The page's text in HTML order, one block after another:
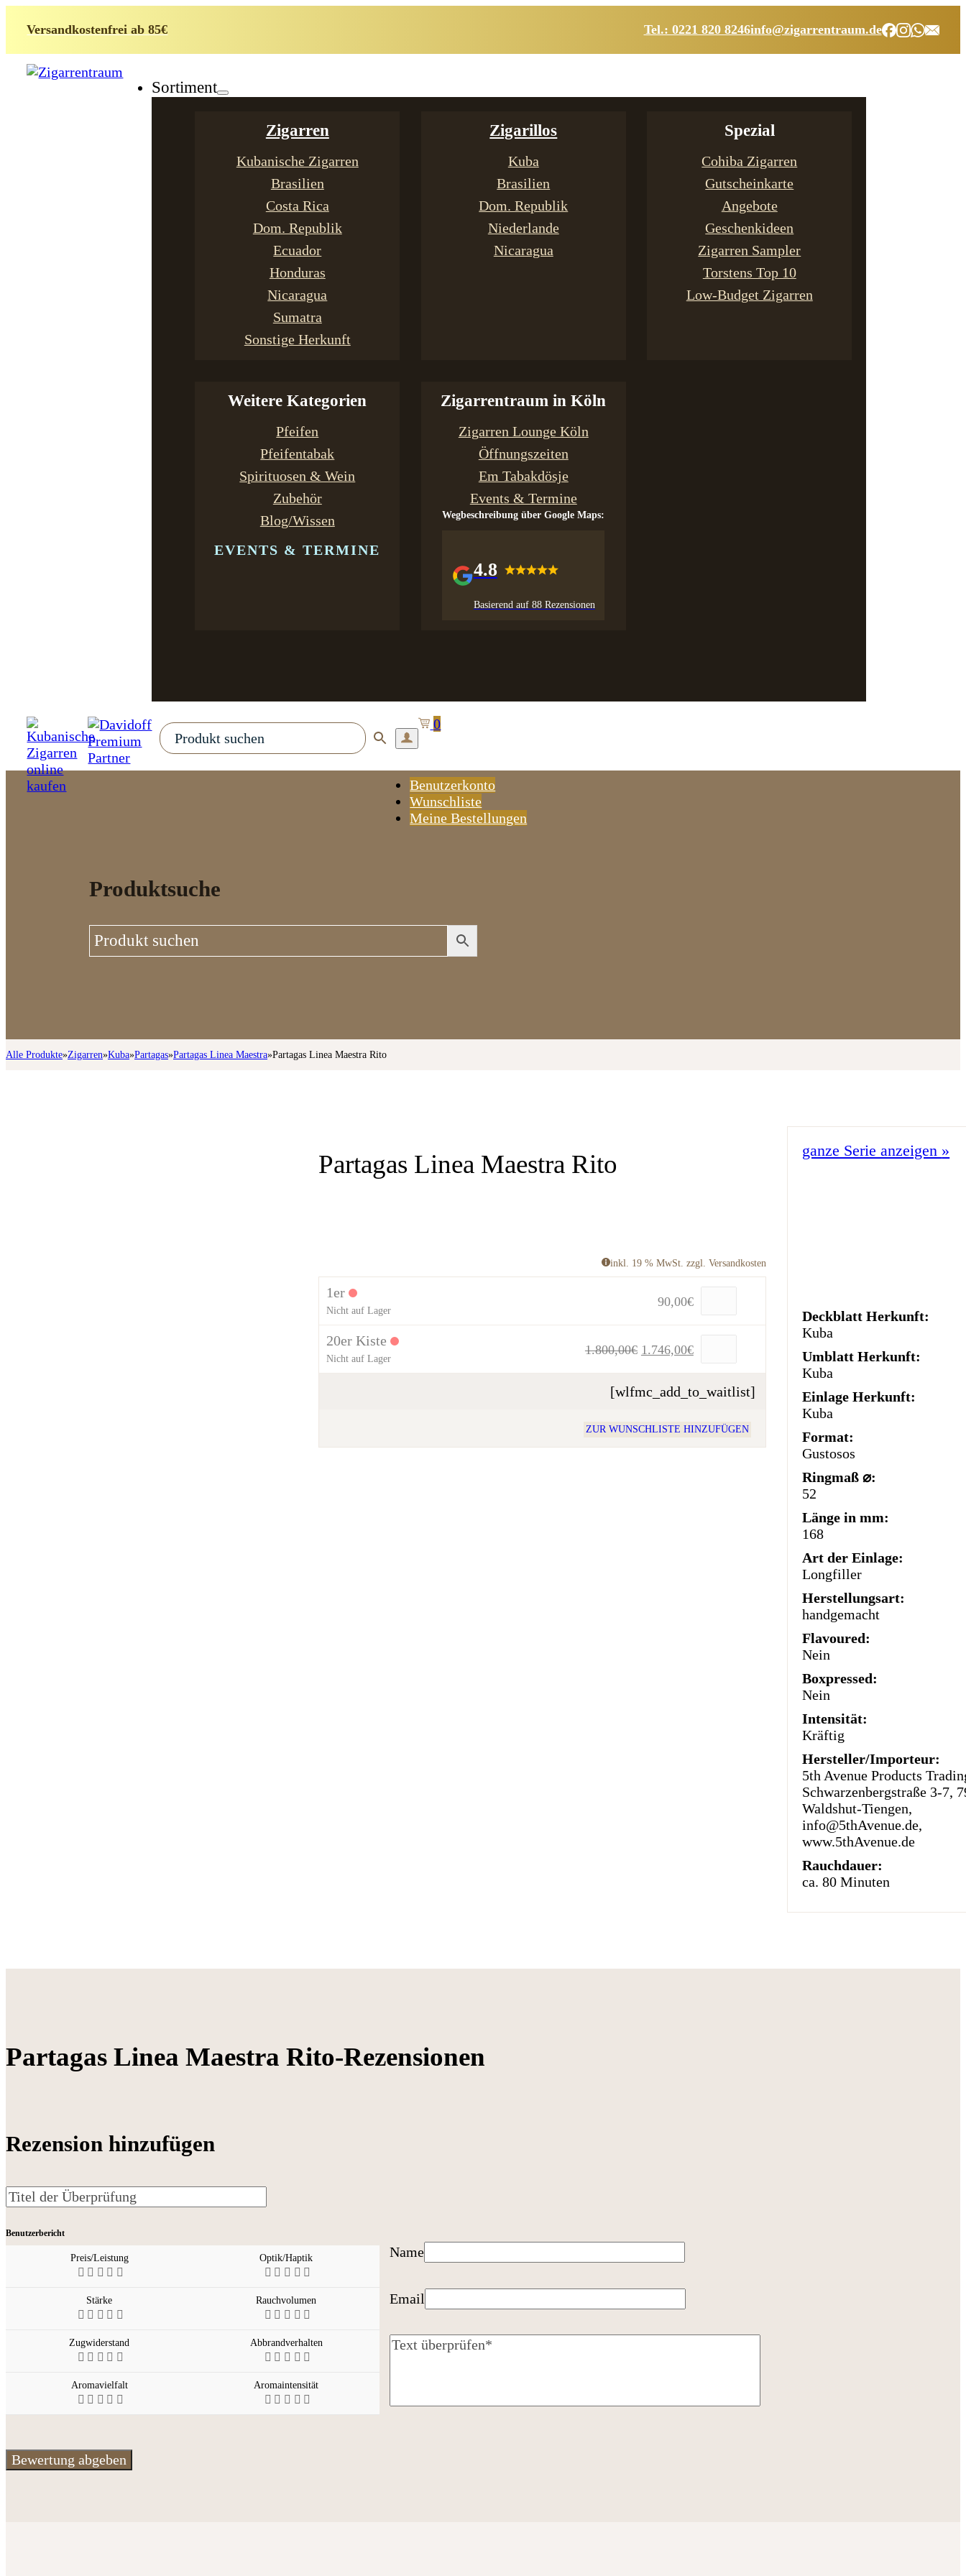
Versandkostenfrei ab 85€ Tel.: 0221 820 8246info@zigarrentraum.de
Sortiment
Zigarren
Kubanische Zigarren
Brasilien
Costa Rica
Dom. Republik
Ecuador
Honduras
Nicaragua
Sumatra
Sonstige Herkunft
Zigarillos
Kuba
Brasilien
Dom. Republik
Niederlande
Nicaragua
Spezial
Cohiba Zigarren
Gutscheinkarte
Angebote
Geschenkideen
Zigarren Sampler
Torstens Top 10
Low-Budget Zigarren
Weitere Kategorien
Pfeifen
Pfeifentabak
Spirituosen & Wein
Zubehör
Blog/Wissen
EVENTS & TERMINE
Zigarrentraum in Köln
Zigarren Lounge Köln
Öffnungszeiten
Em Tabakdösje
Events & Termine
Wegbeschreibung über Google Maps:
4.8
Basierend auf 88 Rezensionen
Benutzerkonto
Wunschliste
Meine Bestellungen
0
Produktsuche
Alle Produkte»Zigarren»Kuba»Partagas»Partagas Linea Maestra»Partagas Linea Maestra Rito
Partagas Linea Maestra Rito
inkl. 19 % MwSt. zzgl. Versandkosten
1er
Nicht auf Lager
90,00€
20er Kiste
Nicht auf Lager
1.800,00€ Ursprünglicher
1.800,00€
1.746,00€Aktueller
Preis
1.746,00€.
[wlfmc_add_to_waitlist]
ZUR WUNSCHLISTE HINZUFÜGEN
ganze Serie anzeigen »
Deckblatt Herkunft:
Kuba
Umblatt Herkunft:
Kuba
Einlage Herkunft:
Kuba
Format:
Gustosos
Ringmaß ⌀:
52
Länge in mm:
168
Art der Einlage:
Longfiller
Herstellungsart:
handgemacht
Flavoured:
Nein
Boxpressed:
Nein
Intensität:
Kräftig
Hersteller/Importeur:
5th Avenue Products
Schwarzenbergstraße 3-7,
Waldshut-Tiengen,
info@5thAvenue.de,
www.5thAvenue.de
Rauchdauer:
ca. 80 Minuten
Partagas Linea Maestra Rito-Rezensionen
Rezension hinzufügen
Benutzerbericht
Preis/Leistung Optik/Haptik
Stärke Rauchvolumen
Zugwiderstand Abbrandverhalten
Aromavielfalt Aromaintensität
Name
Email